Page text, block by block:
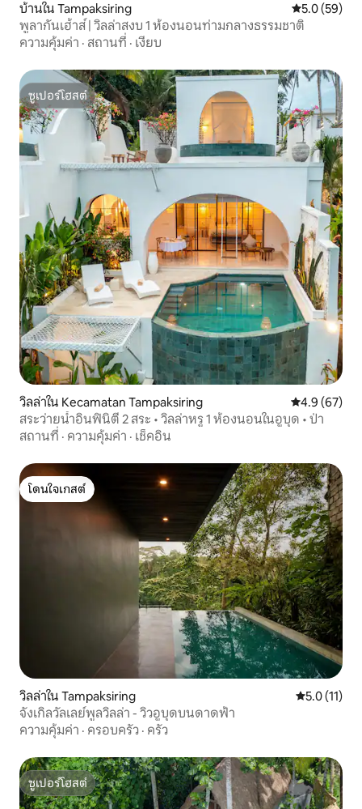
บ้านใน Tampaksiring คะแนนเฉลี่ย
5.0 (59)
พูลากันเฮ้าส์ | วิลล่าสงบ 1 ห้องนอนท่ามกลางธรรมชาติ
ความคุ้มค่า · สถานที่ · เงียบ
ซูเปอร์โฮสต์
ซูเปอร์โฮสต์
วิลล่าใน Kecamatan Tampaksiring คะแนนเฉลี่ย
4.9 (67)
สระว่ายน้ำอินฟินิตี้ 2 สระ • วิลล่าหรู 1 ห้องนอนในอูบุด • ป่า
สถานที่ · ความคุ้มค่า · เช็คอิน
โดนใจเกสต์
โดนใจเกสต์
วิลล่าใน Tampaksiring คะแนนเฉลี่ย
5.0 (11)
จังเกิลวัลเลย์พูลวิลล่า - วิวอูบุดบนดาดฟ้า
ความคุ้มค่า · ครอบครัว · ครัว
ซูเปอร์โฮสต์
ซูเปอร์โฮสต์